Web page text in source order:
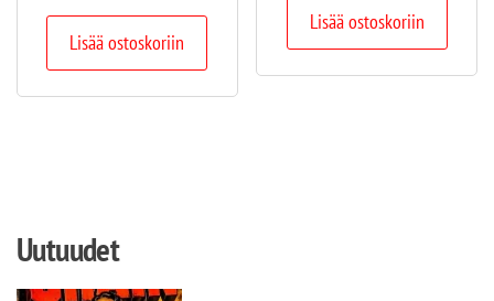
Lisää ostoskoriin
Lisää ostoskoriin
Uutuudet